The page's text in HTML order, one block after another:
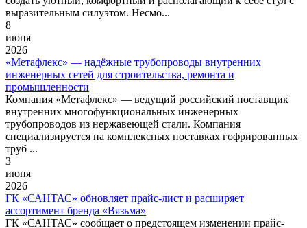
выразительным силуэтом. Несмо...
8
июня
2026
«Метафлекс» — надёжные трубопроводы внутренних
инженерных сетей для строительства, ремонта и
промышленности
Компания «Метафлекс» — ведущий российский поставщик
внутренних многофункциональных инженерных
трубопроводов из нержавеющей стали. Компания
специализируется на комплексных поставках гофрированных
труб ...
3
июня
2026
ГК «САНТАС» обновляет прайс-лист и расширяет
ассортимент бренда «Вязьма»
ГК «САНТАС» сообщает о предстоящем изменении прайс-